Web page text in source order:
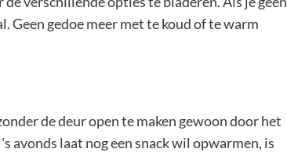
Geen gedoe meer met te koud of te warm
de deur open te maken gewoon door het
avonds laat nog een snack wil opwarmen, is